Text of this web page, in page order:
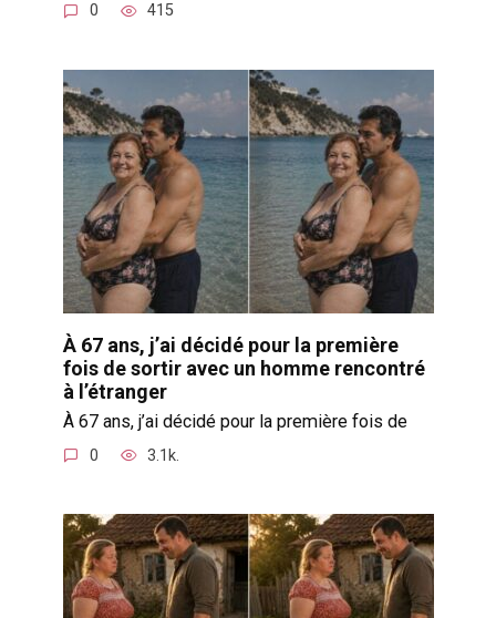
0 415
À 67 ans, j’ai décidé pour la première
fois de sortir avec un homme rencontré
à l’étranger
À 67 ans, j’ai décidé pour la première fois de
0 3.1k.